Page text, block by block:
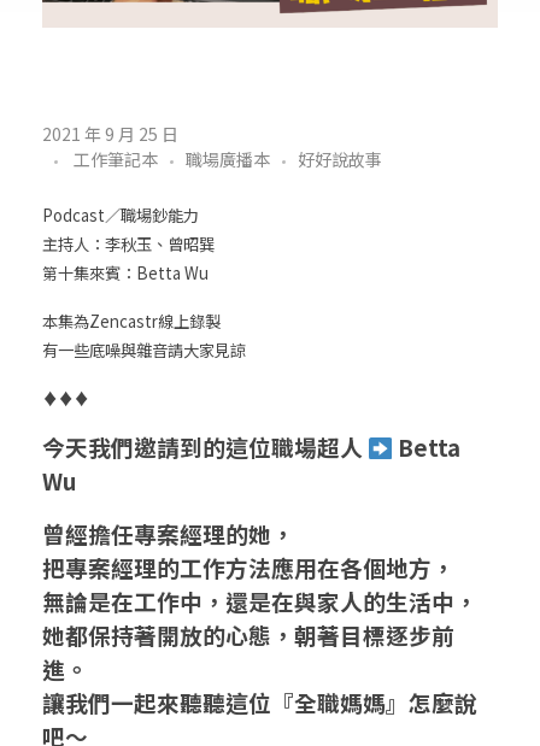
職
場
鈔
能
力
1
0
.
B
e
t
t
a
2021 年 9 月 25 日
工作筆記本
職場廣播本 好好說故事
Podcast／職場鈔能力
主持人：李秋玉、曾昭巽
第十集來賓：Betta Wu
本集為Zencastr線上錄製
有一些底噪與雜音請大家見諒
♦♦♦
今天我們邀請到的這位職場超人
Betta
Wu
曾經擔任專案經理的她，
把專案經理的工作方法應用在各個地方，
無論是在工作中，還是在與家人的生活中，
她都保持著開放的心態，朝著目標逐步前
進。
讓我們一起來聽聽這位『全職媽媽』怎麼說
吧～